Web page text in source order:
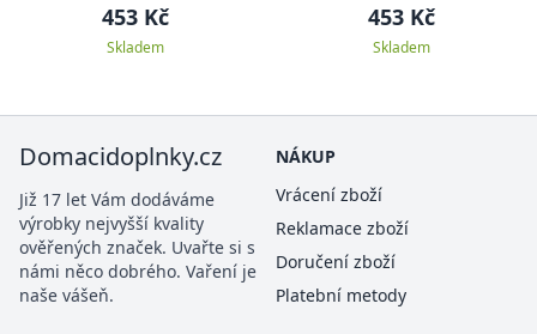
453 Kč
Skladem
453 Kč
Skladem
Domacidoplnky.cz
Již 17 let Vám dodáváme
výrobky nejvyšší kvality
ověřených značek. Uvařte si s
námi něco dobrého. Vaření je
naše vášeň.
NÁKUP
Vrácení zboží
Reklamace zboží
Doručení zboží
Platební metody